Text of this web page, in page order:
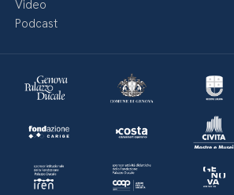
Video
Podcast